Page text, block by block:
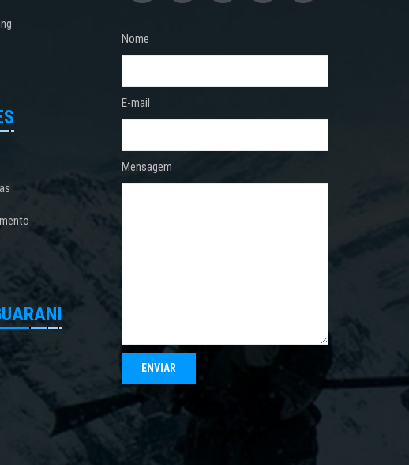
Nome
E-mail
Mensagem